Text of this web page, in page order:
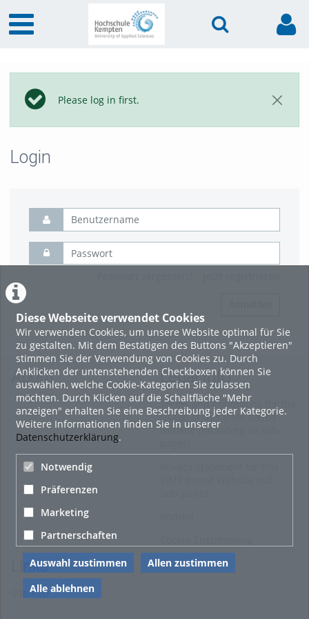
Diese Webseite verwendet Cookies
Wir verwenden Cookies, um unsere Website optimal für Sie
zu gestalten. Mit dem Bestätigen des Buttons "Akzeptieren"
stimmen Sie der Verwendung von Cookies zu. Durch
Anklicken der untenstehenden Checkboxen können Sie
auswählen, welche Cookie-Kategorien Sie zulassen
möchten. Durch Klicken auf die Schaltfläche "Mehr
anzeigen" erhalten Sie eine Beschreibung jeder Kategorie.
Weitere Informationen finden Sie in unserer
Datenschutzerklärung.
Notwendig
Präferenzen
Marketing
Partnerschaften
Auswahl zustimmen
Allen zustimmen
Alle ablehnen
Please log in first.
Login
About Legal Info
Terms and Conditions for the
Usage of this VIMP based
website (including all sub-
Links
Sitemap